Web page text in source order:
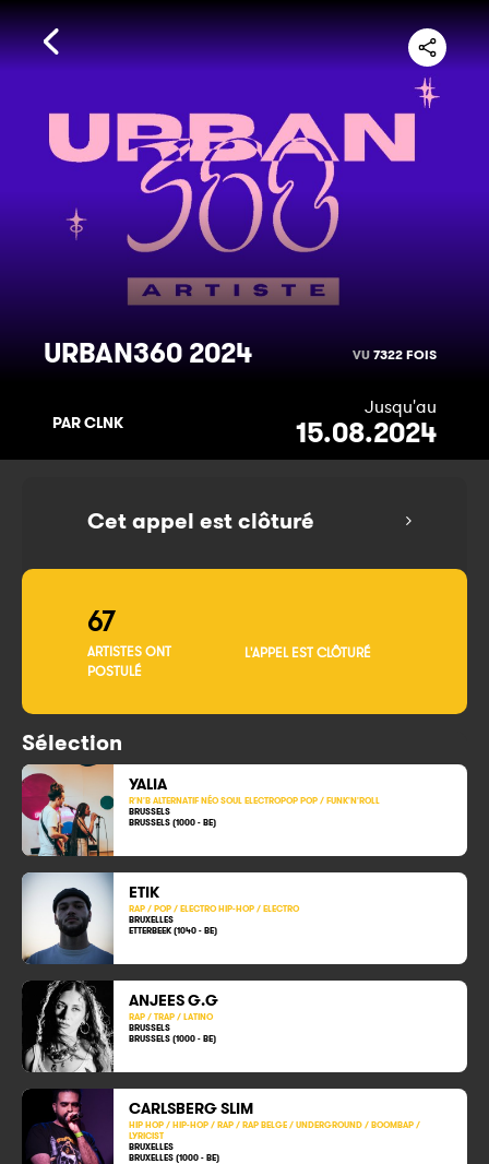
URBAN360 2024 VU 7322 FOIS
PAR CLNK
Jusqu'au
15.08.2024
Cet appel est clôturé
67
ARTISTES ONT
POSTULÉ
L'APPEL EST CLÔTURÉ
Sélection
YALIA
R'N'B ALTERNATIF NÉO SOUL ELECTROPOP POP / FUNK'N'ROLL
BRUSSELS
BRUSSELS (1000 - BE)
ETIK
RAP / POP / ELECTRO HIP-HOP / ELECTRO
BRUXELLES
ETTERBEEK (1040 - BE)
ANJEES G.G
RAP / TRAP / LATINO
BRUSSELS
BRUSSELS (1000 - BE)
CARLSBERG SLIM
HIP HOP / HIP-HOP / RAP / RAP BELGE / UNDERGROUND / BOOMBAP /
LYRICIST
BRUXELLES
BRUXELLES (1000 - BE)